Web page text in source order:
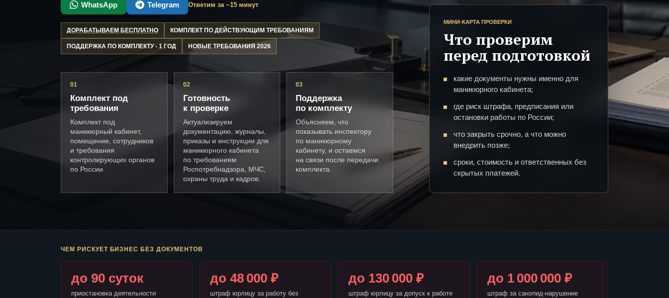
WhatsApp Telegram Ответим за ~15 минут
ДОРАБАТЫВАЕМ БЕСПЛАТНО КОМПЛЕКТ ПО ДЕЙСТВУЮЩИМ ТРЕБОВАНИЯМ
ПОДДЕРЖКА ПО КОМПЛЕКТУ - 1 ГОД НОВЫЕ ТРЕБОВАНИЯ 2026
01
Комплект под
требования
Комплект под
маникюрный кабинет,
помещение, сотрудников
и требования
контролирующих органов
по России.
02
Готовность
к проверке
Актуализируем
документацию, журналы,
приказы и инструкции для
маникюрного кабинета
по требованиям
Роспотребнадзора, МЧС,
охраны труда и кадров.
03
Поддержка
по комплекту
Объясняем, что
показывать инспектору
по маникюрному
кабинету, и остаемся
на связи после передачи
комплекта.
МИНИ-КАРТА ПРОВЕРКИ
Что проверим
перед подготовкой
какие документы нужны именно для
маникюрного кабинета;
где риск штрафа, предписания или
остановки работы по России;
что закрыть срочно, а что можно
внедрить позже;
сроки, стоимость и ответственных без
скрытых платежей.
ЧЕМ РИСКУЕТ БИЗНЕС БЕЗ ДОКУМЕНТОВ
до 90 суток
приостановка деятельности
до 48 000 ₽
штраф юрлицу за работу без
до 130 000 ₽
штраф юрлицу за допуск к работе
до 1 000 000 ₽
штраф за санэпид-нарушение